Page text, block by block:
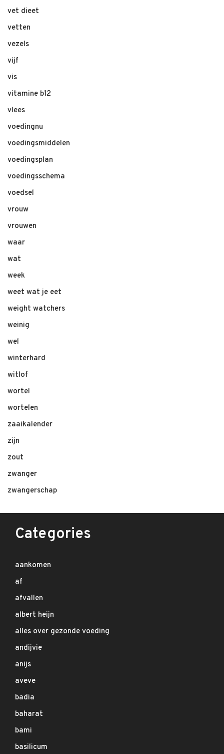
vet dieet
vetten
vezels
vijf
vis
vitamine b12
vlees
voedingnu
voedingsmiddelen
voedingsplan
voedingsschema
voedsel
vrouw
vrouwen
waar
wat
week
weet wat je eet
weight watchers
weinig
wel
winterhard
witlof
wortel
wortelen
zaaikalender
zijn
zout
zwanger
zwangerschap
Categories
aankomen
af
afvallen
albert heijn
alles over gezonde voeding
andijvie
anijs
aveve
badia
baharat
bami
basilicum